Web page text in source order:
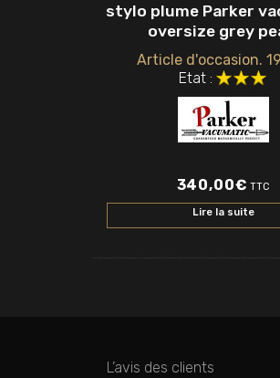
stylo plume Parker
oversize grey
Article d'occasion.
Etat :
340,00€ TTC
Lire la suite
L’avis des clients